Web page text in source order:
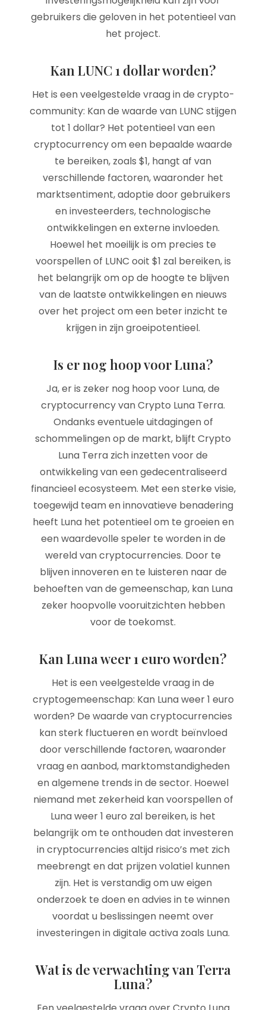
gebruikers die geloven in het potentieel van
het project.
Kan LUNC 1 dollar worden?
Het is een veelgestelde vraag in de crypto-
community: Kan de waarde van LUNC stijgen
tot 1 dollar? Het potentieel van een
cryptocurrency om een bepaalde waarde
te bereiken, zoals $1, hangt af van
verschillende factoren, waaronder het
marktsentiment, adoptie door gebruikers
en investeerders, technologische
ontwikkelingen en externe invloeden.
Hoewel het moeilijk is om precies te
voorspellen of LUNC ooit $1 zal bereiken, is
het belangrijk om op de hoogte te blijven
van de laatste ontwikkelingen en nieuws
over het project om een beter inzicht te
krijgen in zijn groeipotentieel.
Is er nog hoop voor Luna?
Ja, er is zeker nog hoop voor Luna, de
cryptocurrency van Crypto Luna Terra.
Ondanks eventuele uitdagingen of
schommelingen op de markt, blijft Crypto
Luna Terra zich inzetten voor de
ontwikkeling van een gedecentraliseerd
financieel ecosysteem. Met een sterke visie,
toegewijd team en innovatieve benadering
heeft Luna het potentieel om te groeien en
een waardevolle speler te worden in de
wereld van cryptocurrencies. Door te
blijven innoveren en te luisteren naar de
behoeften van de gemeenschap, kan Luna
zeker hoopvolle vooruitzichten hebben
voor de toekomst.
Kan Luna weer 1 euro worden?
Het is een veelgestelde vraag in de
cryptogemeenschap: Kan Luna weer 1 euro
worden? De waarde van cryptocurrencies
kan sterk fluctueren en wordt beïnvloed
door verschillende factoren, waaronder
vraag en aanbod, marktomstandigheden
en algemene trends in de sector. Hoewel
niemand met zekerheid kan voorspellen of
Luna weer 1 euro zal bereiken, is het
belangrijk om te onthouden dat investeren
in cryptocurrencies altijd risico’s met zich
meebrengt en dat prijzen volatiel kunnen
zijn. Het is verstandig om uw eigen
onderzoek te doen en advies in te winnen
voordat u beslissingen neemt over
investeringen in digitale activa zoals Luna.
Wat is de verwachting van Terra
Luna?